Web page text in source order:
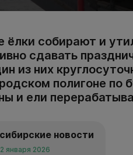
ёлки собирают и
сдавать
из них
полигоне
и ели
новости
января 2026